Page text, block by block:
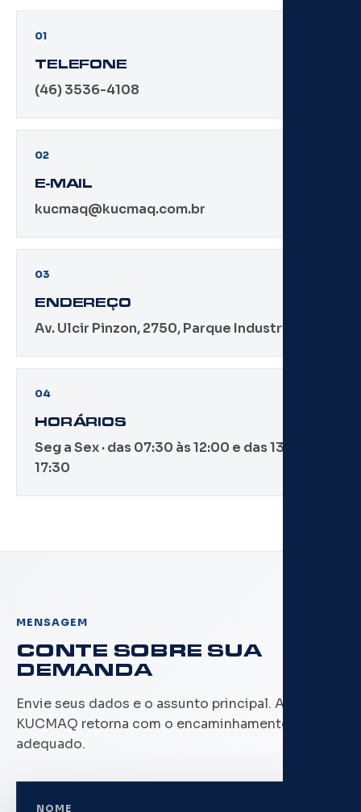
01
TELEFONE
(46) 3536-4108
02
E-MAIL
kucmaq@kucmaq.com.br
03
ENDEREÇO
Av. Ulcir Pinzon, 2750, Parque Industrial I
04
HORÁRIOS
Seg a Sex · das 07:30 às 12:00 e das 13:12 às
17:30
MENSAGEM
CONTE SOBRE SUA
DEMANDA
Envie seus dados e o assunto principal. A equipe
KUCMAQ retorna com o encaminhamento
adequado.
NOME